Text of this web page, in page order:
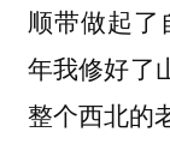
顺带做起了
年我修好了
整个西北的